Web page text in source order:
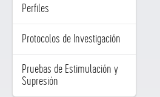
Perfiles
Protocolos de Investigación
Pruebas de Estimulación y
Supresión